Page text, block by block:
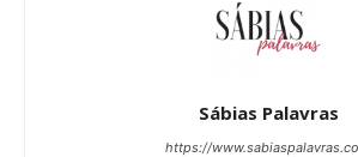
Sábias Palavras
https://